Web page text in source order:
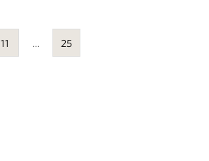
11 … 25